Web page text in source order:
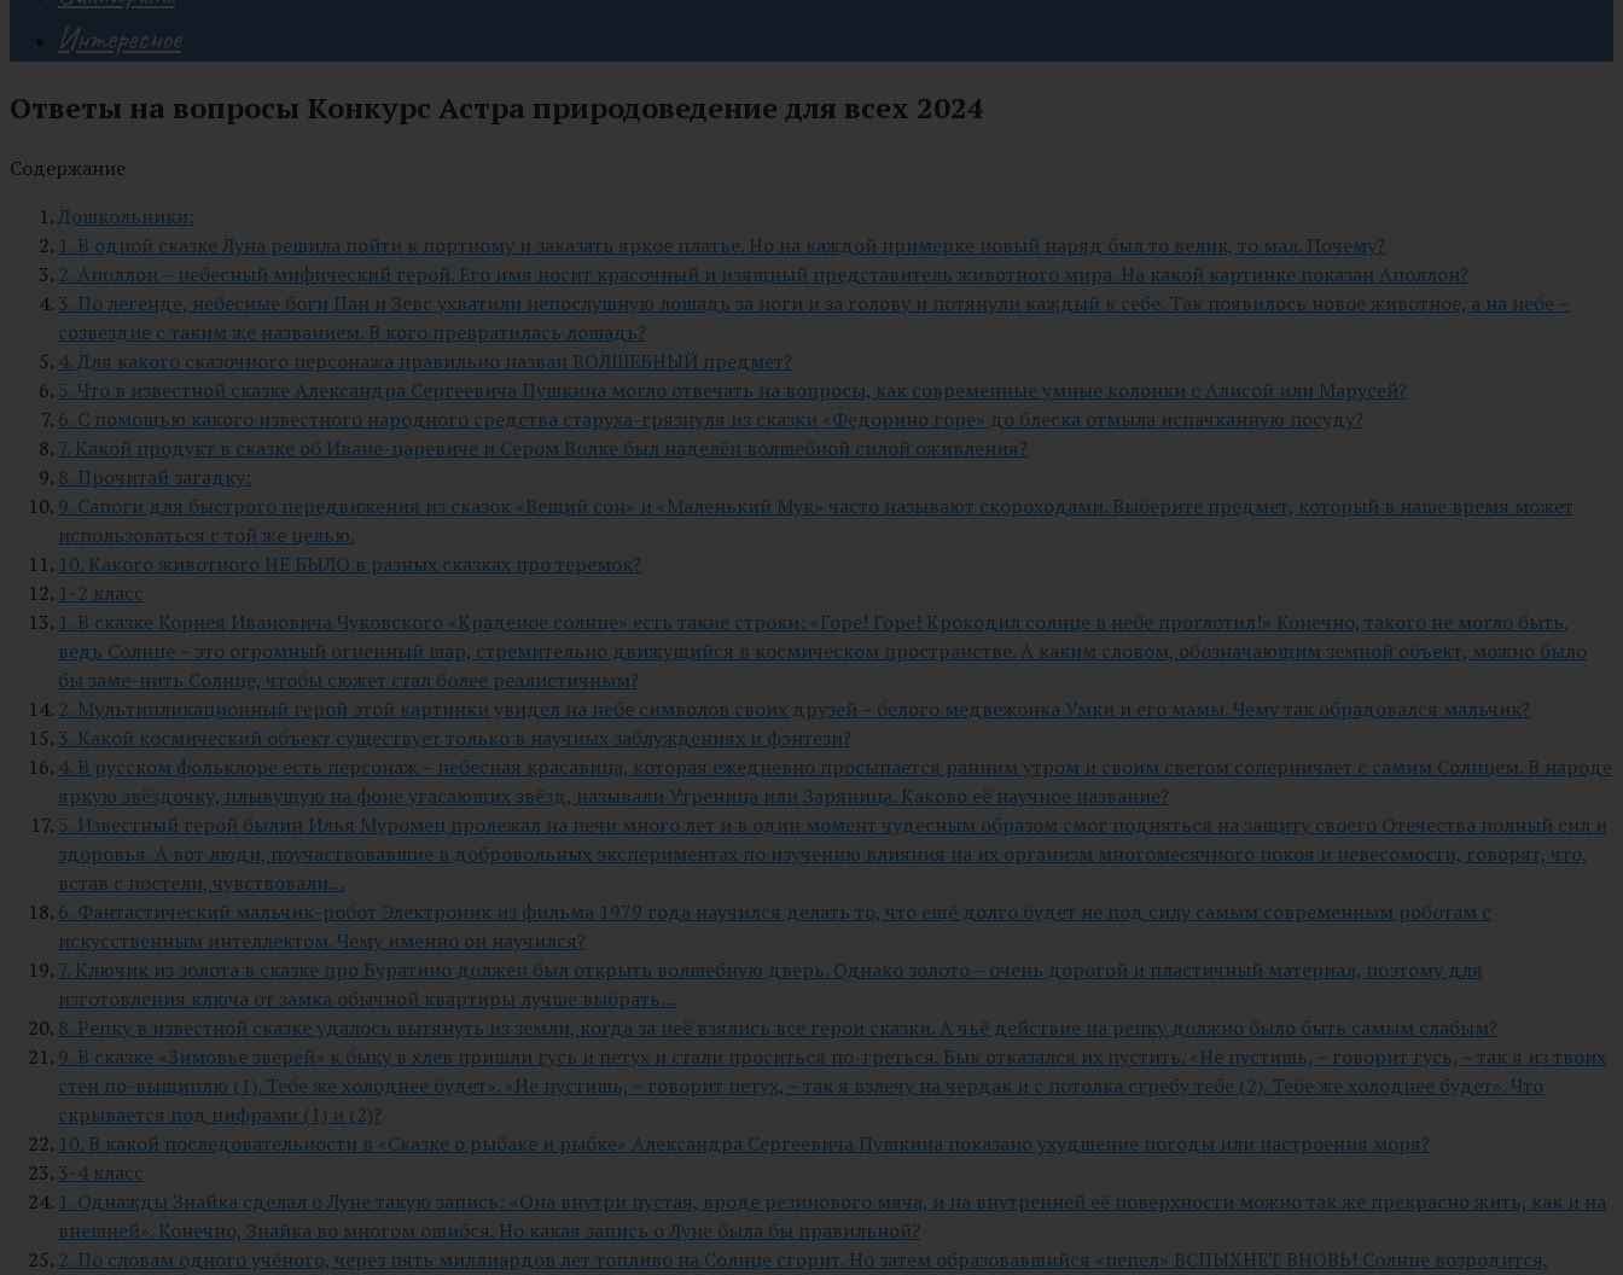
Интересное
Ответы на вопросы Конкурс Астра природоведение для всех 2024
Содержание
Дошкольники:
1. В одной сказке Луна решила пойти к портному и заказать яркое платье. Но на каждой примерке новый наряд был то велик, то мал. Почему?
2. Аполлон – небесный мифический герой. Его имя носит красочный и изящный представитель животного мира. На какой картинке показан Аполлон?
3. По легенде, небесные боги Пан и Зевс ухватили непослушную лошадь за ноги и за голову и потянули каждый к себе. Так появилось новое животное, а на небе –
созвездие с таким же названием. В кого превратилась лошадь?
4. Для какого сказочного персонажа правильно назван ВОЛШЕБНЫЙ предмет?
5. Что в известной сказке Александра Сергеевича Пушкина могло отвечать на вопросы, как современные умные колонки с Алисой или Марусей?
6. С помощью какого известного народного средства старуха-грязнуля из сказки «Федорино горе» до блеска отмыла испачканную посуду?
7. Какой продукт в сказке об Иване-царевиче и Сером Волке был наделён волшебной силой оживления?
8. Прочитай загадку:
9. Сапоги для быстрого передвижения из сказок «Вещий сон» и «Маленький Мук» часто называют скороходами. Выберите предмет, который в наше время может
использоваться с той же целью.
10. Какого животного НЕ БЫЛО в разных сказках про теремок?
1-2 класс
1. В сказке Корнея Ивановича Чуковского «Краденое солнце» есть такие строки: «Горе! Горе! Крокодил солнце в небе проглотил!» Конечно, такого не могло быть,
ведь Солнце – это огромный огненный шар, стремительно движущийся в космическом пространстве. А каким словом, обозначающим земной объект, можно было
бы заме-нить Солнце, чтобы сюжет стал более реалистичным?
2. Мультипликационный герой этой картинки увидел на небе символов своих друзей – белого медвежонка Умки и его мамы. Чему так обрадовался мальчик?
3. Какой космический объект существует только в научных заблуждениях и фэнтези?
4. В русском фольклоре есть персонаж – небесная красавица, которая ежедневно просыпается ранним утром и своим светом соперничает с самим Солнцем. В народе
яркую звёздочку, плывущую на фоне угасающих звёзд, называли Утреница или Заряница. Каково её научное название?
5. Известный герой былин Илья Муромец пролежал на печи много лет и в один момент чудесным образом смог подняться на защиту своего Отечества полный сил и
здоровья. А вот люди, поучаствовавшие в добровольных экспериментах по изучению влияния на их организм многомесячного покоя и невесомости, говорят, что,
встав с постели, чувствовали…
6. Фантастический мальчик-робот Электроник из фильма 1979 года научился делать то, что ещё долго будет не под силу самым современным роботам с
искусственным интеллектом. Чему именно он научился?
7. Ключик из золота в сказке про Буратино должен был открыть волшебную дверь. Однако золото – очень дорогой и пластичный материал, поэтому для
изготовления ключа от замка обычной квартиры лучше выбрать…
8. Репку в известной сказке удалось вытянуть из земли, когда за неё взялись все герои сказки. А чьё действие на репку должно было быть самым слабым?
9. В сказке «Зимовье зверей» к быку в хлев пришли гусь и петух и стали проситься по-греться. Бык отказался их пустить. «Не пустишь, – говорит гусь, – так я из твоих
стен по-выщиплю (1). Тебе же холоднее будет». «Не пустишь, – говорит петух, – так я взлечу на чердак и с потолка сгребу тебе (2). Тебе же холоднее будет». Что
скрывается под цифрами (1) и (2)?
10. В какой последовательности в «Сказке о рыбаке и рыбке» Александра Сергеевича Пушкина показано ухудшение погоды или настроения моря?
3-4 класс
1. Однажды Знайка сделал о Луне такую запись: «Она внутри пустая, вроде резинового мяча, и на внутренней её поверхности можно так же прекрасно жить, как и на
внешней». Конечно, Знайка во многом ошибся. Но какая запись о Луне была бы правильной?
2. По словам одного учёного, через пять миллиардов лет топливо на Солнце сгорит. Но затем образовавшийся «пепел» ВСПЫХНЕТ ВНОВЬ! Солнце возродится,